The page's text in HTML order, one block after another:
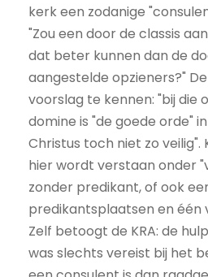
kerk een zodanige
"Zou een door de classis
dat beter kunnen dan de
aangestelde opzieners?"
voorslag te kennen: "bij die
domine is "de goede orde"
Christus toch niet zo veilig".
hier wordt verstaan onder
zonder predikant, of ook
predikantsplaatsen en één
Zelf betoogt de KRA: de
was slechts vereist bij het